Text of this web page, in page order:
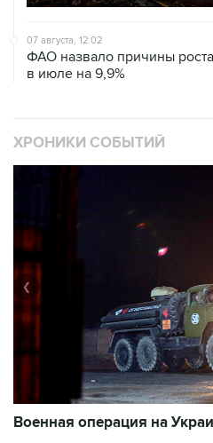
07 августа, 12:02
ФАО назвало причины
в июле на 9,9%
ХРОНИКИ СОБЫТИЙ
Военная операция на
❮